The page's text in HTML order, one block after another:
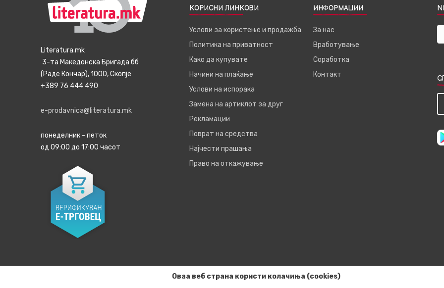
Literatura.mk
3-та Македонска Бригада бб
(Раде Кончар), 1000, Скопје
+389 76 444 490
e-prodavnica@literatura.mk
понеделник - петок
од 09:00 до 17:00 часот
КОРИСНИ ЛИНКОВИ
Услови за користење и продажба
Политика на приватност
Како да купувате
Начини на плаќање
Услови на испорака
Замена на артиклот за друг
Рекламации
Поврат на средства
Најчести прашања
Право на откажување
ИНФОРМАЦИИ
За нас
Вработување
Соработка
Контакт
Оваа веб страна користи колачиња (cookies)